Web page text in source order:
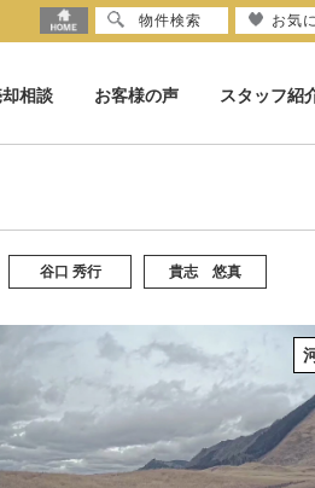
相談 お客様の声 スタッフ紹
谷口 秀行 貴志 悠真
物件検索 お気